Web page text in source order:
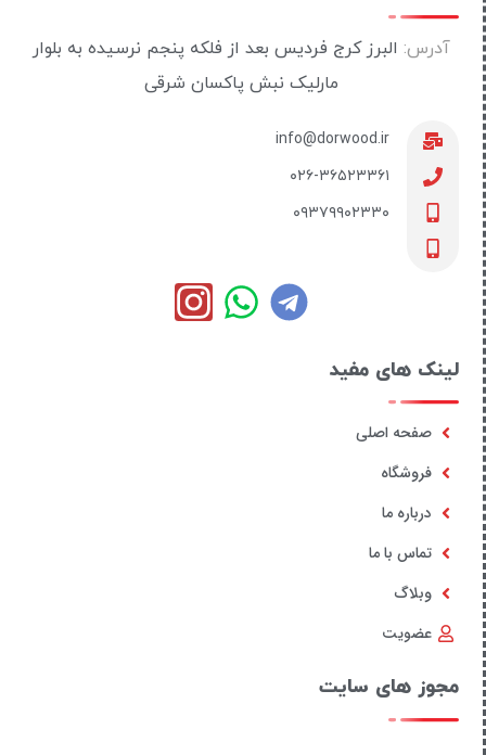
آدرس: البرز کرج فردیس بعد از فلکه پنجم نرسیده به بلوار
مارلیک نبش پاکسان شرقی
info@dorwood.ir
۰۲۶-۳۶۵۲۳۳۶۱
۰۹۳۷۹۹۰۲۳۳۰
لینک های مفید
صفحه اصلی
فروشگاه
درباره ما
تماس با ما
وبلاگ
عضویت
مجوز های سایت